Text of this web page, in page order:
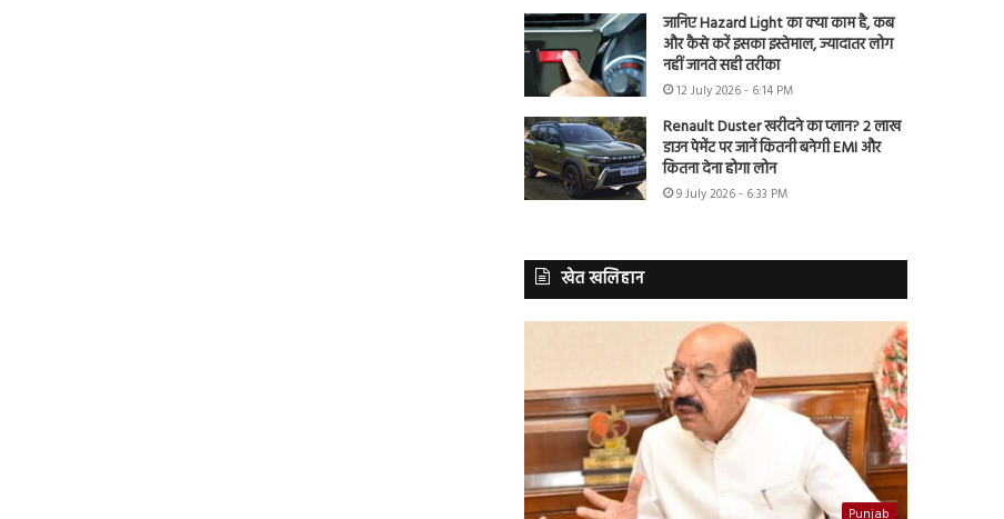
जानिए Hazard Light का क्या काम है, कब
और कैसे करें इसका इस्तेमाल, ज्यादातर लोग
नहीं जानते सही तरीका
12 July 2026 - 6:14 PM
Renault Duster खरीदने का प्लान? 2 लाख
डाउन पेमेंट पर जानें कितनी बनेगी EMI और
कितना देना होगा लोन
9 July 2026 - 6:33 PM
खेत खलिहान
Punjab